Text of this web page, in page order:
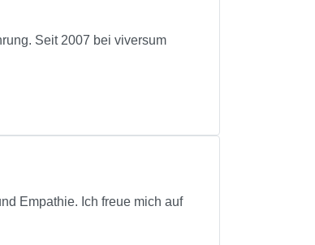
Seit 2007 bei viversum
Empathie. Ich freue mich auf